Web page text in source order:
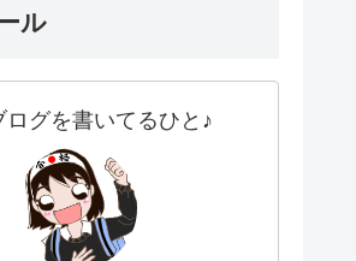
ル
ログを書いてるひと♪